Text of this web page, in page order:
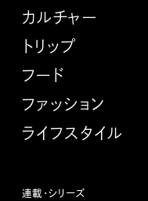
カルチャー
トリップ
フード
ファッション
ライフスタイル
連載・シリーズ